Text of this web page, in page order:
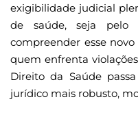
exigibilidade judicial
de saúde, seja pelo
compreender esse
quem enfrenta
Direito da Saúde
jurídico mais robusto,